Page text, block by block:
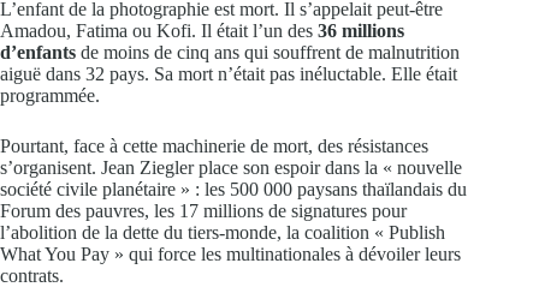
L’enfant de la photographie est mort. Il s’appelait peut-être
Amadou, Fatima ou Kofi. Il était l’un des 36 millions
d’enfants de moins de cinq ans qui souffrent de malnutrition
aiguë dans 32 pays. Sa mort n’était pas inéluctable. Elle était
programmée.
Pourtant, face à cette machinerie de mort, des résistances
s’organisent. Jean Ziegler place son espoir dans la « nouvelle
société civile planétaire » : les 500 000 paysans thaïlandais du
Forum des pauvres, les 17 millions de signatures pour
l’abolition de la dette du tiers-monde, la coalition « Publish
What You Pay » qui force les multinationales à dévoiler leurs
contrats.